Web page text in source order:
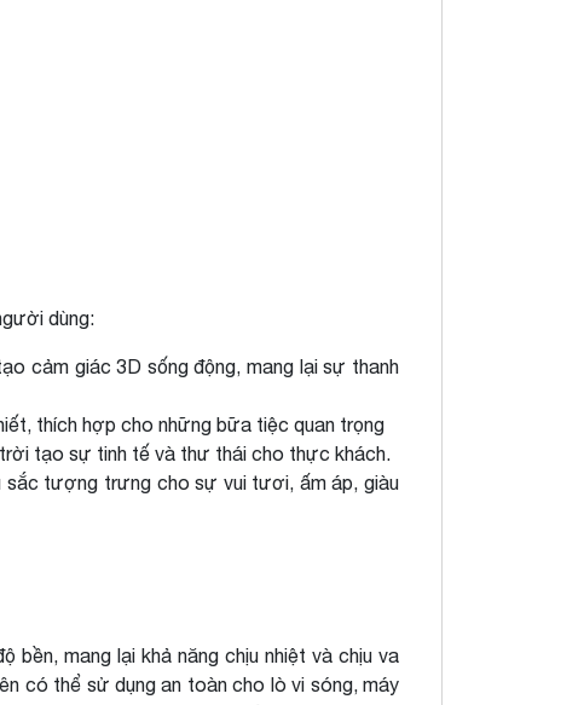
dùng:
cảm giác 3D sống động, mang lại sự thanh
thích hợp cho những bữa tiệc quan trọng
tạo sự tinh tế và thư thái cho thực khách.
sắc tượng trưng cho sự vui tươi, ấm áp, giàu
mang lại khả năng chịu nhiệt và chịu va
có thể sử dụng an toàn cho lò vi sóng, máy